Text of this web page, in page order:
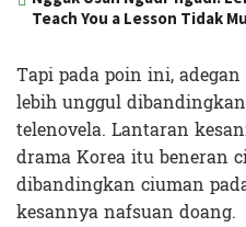
Teach You a Lesson Tidak
Tapi pada poin ini,
lebih unggul
telenovela. Lantaran
drama Korea itu beneran
dibandingkan ciuman
kesannya nafsuan doang.